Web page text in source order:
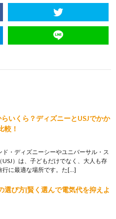
いくら？ディズニーとUSJでかか
較！
・ディズニーシーやユニバーサル・ス
USJ）は、子どもだけでなく、大人も存
行に最適な場所です。た[…]
選び方|賢く選んで電気代を抑えよ